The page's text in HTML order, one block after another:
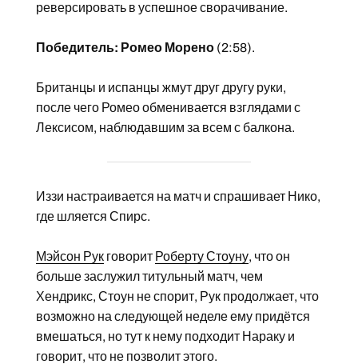
реверсировать в успешное сворачивание.
Победитель: Ромео Морено(2:58).
Британцы и испанцы жмут друг другу руки,
после чего Ромео обменивается взглядами с
Лексисом, наблюдавшим за всем с балкона.
Иззи настраивается на матч и спрашивает Нико,
где шляется Спирс.
Мэйсон Рукговорит Роберту Стоуну, что он
больше заслужил титульный матч, чем
Хендрикс, Стоун не спорит, Рук продолжает, что
возможно на следующей неделе ему придётся
вмешаться, но тут к нему подходит Нараку и
говорит, что не позволит этого.